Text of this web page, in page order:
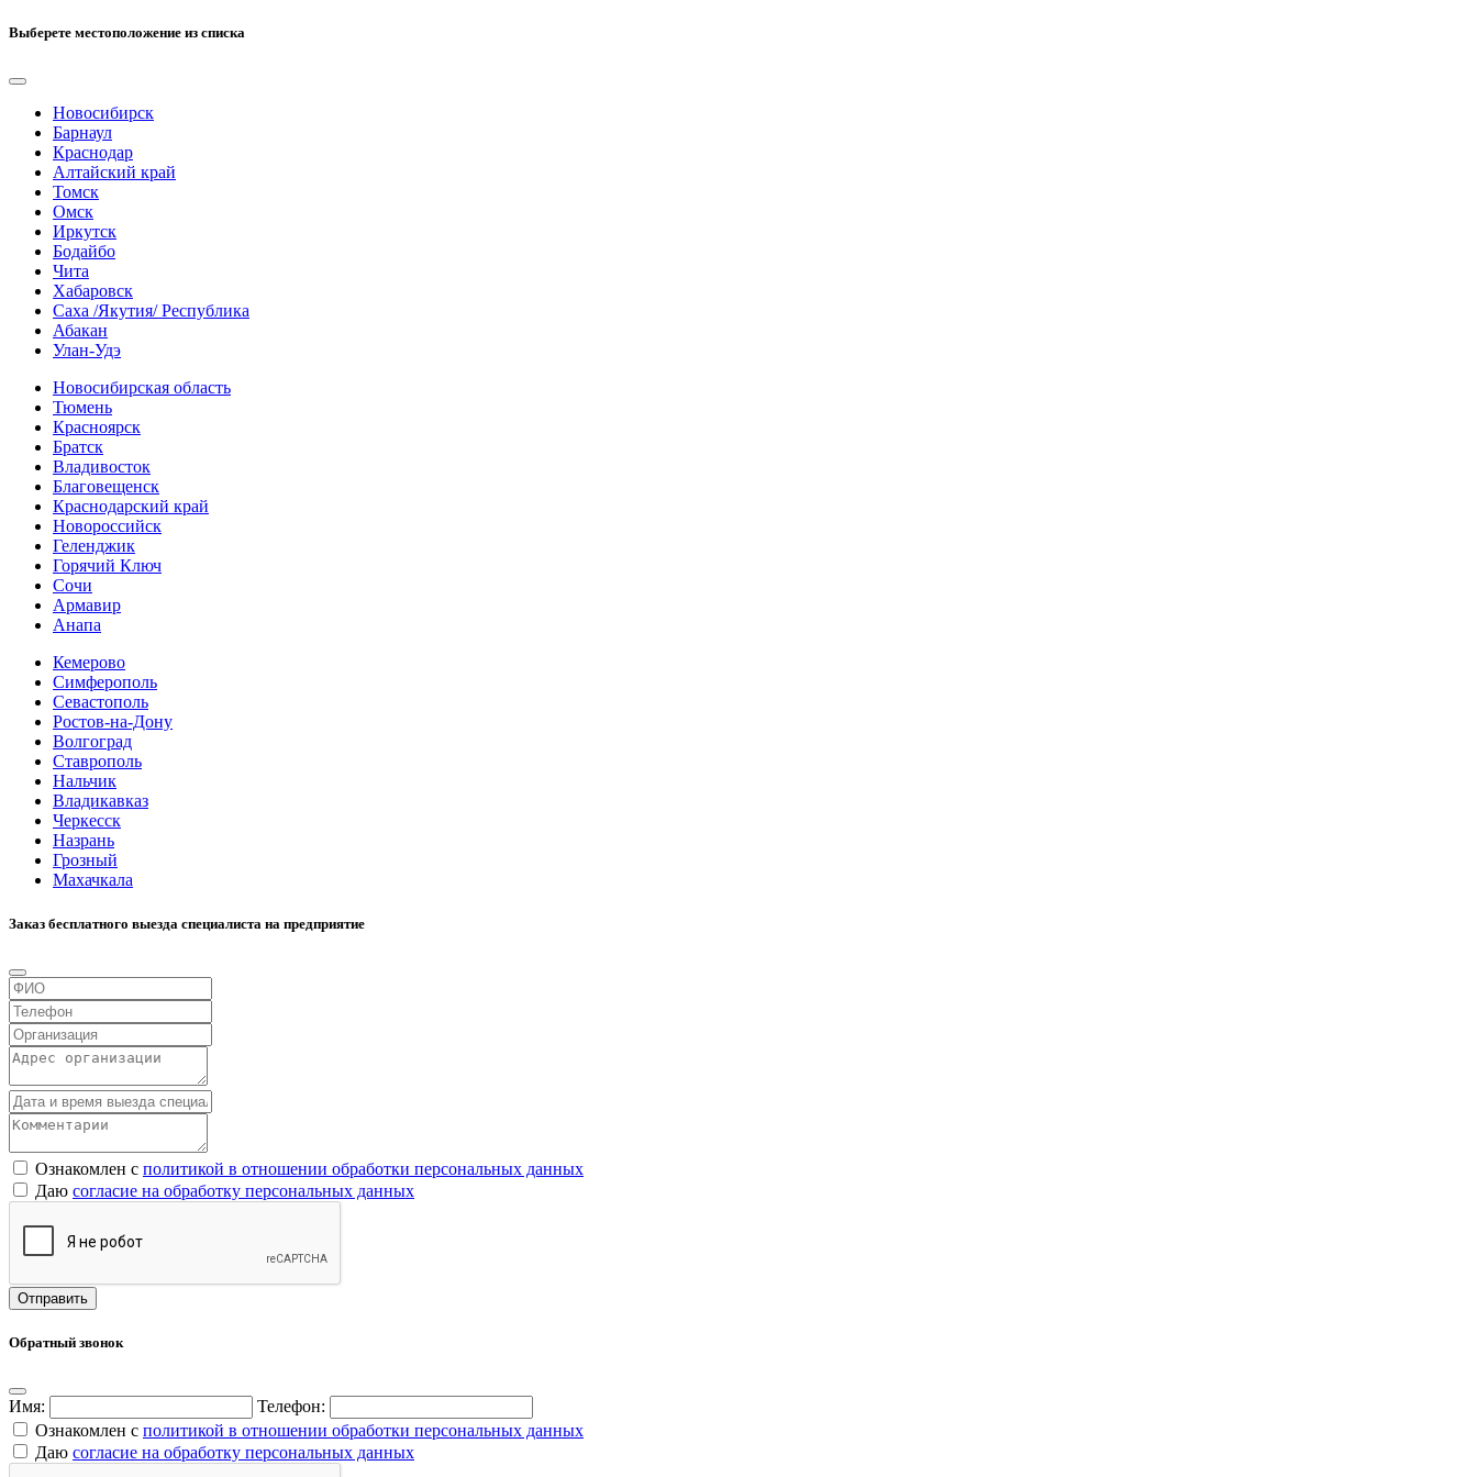
Выберете местоположение из списка
Новосибирск
Барнаул
Краснодар
Алтайский край
Томск
Омск
Иркутск
Бодайбо
Чита
Хабаровск
Саха /Якутия/ Республика
Абакан
Улан-Удэ
Новосибирская область
Тюмень
Красноярск
Братск
Владивосток
Благовещенск
Краснодарский край
Новороссийск
Геленджик
Горячий Ключ
Сочи
Армавир
Анапа
Кемерово
Симферополь
Севастополь
Ростов-на-Дону
Волгоград
Ставрополь
Нальчик
Владикавказ
Черкесск
Назрань
Грозный
Махачкала
Заказ бесплатного выезда специалиста на предприятие
Ознакомлен с политикой в отношении обработки персональных данных
Даю согласие на обработку персональных данных
Обратный звонок
Имя:
Телефон:
Ознакомлен с политикой в отношении обработки персональных данных
Даю согласие на обработку персональных данных